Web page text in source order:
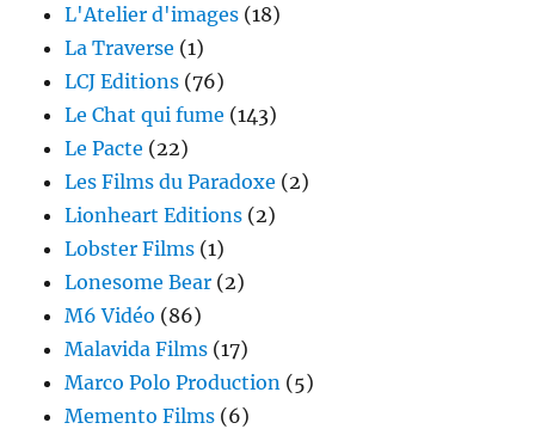
L'Atelier d'images (18)
La Traverse (1)
LCJ Editions (76)
Le Chat qui fume (143)
Le Pacte (22)
Les Films du Paradoxe (2)
Lionheart Editions (2)
Lobster Films (1)
Lonesome Bear (2)
M6 Vidéo (86)
Malavida Films (17)
Marco Polo Production (5)
Memento Films (6)